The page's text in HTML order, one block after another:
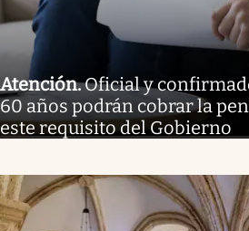
Atención.Oficial y
60 años podrán cobrar la
este requisito del Gobierno